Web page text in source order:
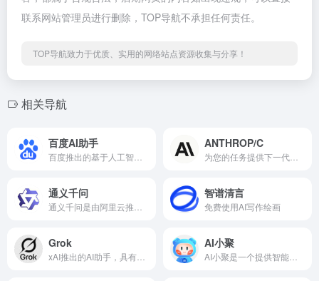
联系网站管理员进行删除，TOP导航不承担任何责任。
TOP导航致力于优质、实用的网络站点资源收集与分享！
相关导航
百度AI助手 ANTHROP/C
通义千问 智谱清言
免费使用AI写作绘画
Grok AI小聚